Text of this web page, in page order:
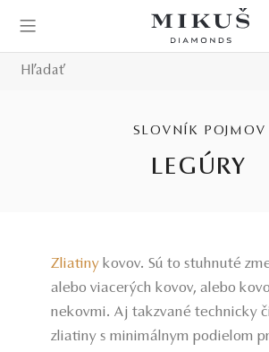
SLOVNÍK POJMOV
LEGÚRY
Zliatinykovov. Sú to stuhnuté
alebo viacerých kovov, alebo
nekovmi. Aj takzvané technicky
zliatiny s minimálnym podielom